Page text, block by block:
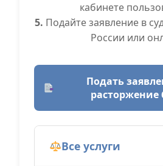
кабинете
5. Подайте заявление в
России или
Подать
расторжение
Все услуги